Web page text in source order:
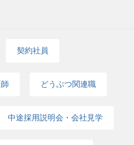
ITベンダーとの調整経験 セキュリティ対
契約社員
どうぶつ関連職
中途採用説明会・会社見学